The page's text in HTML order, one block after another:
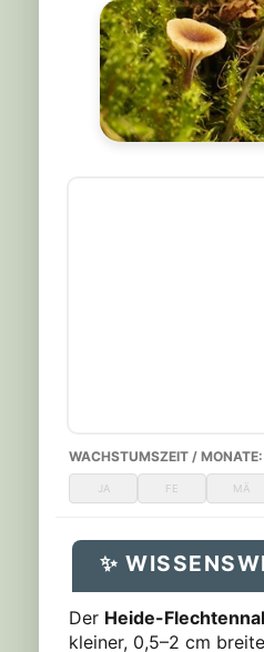
WACHSTUMSZEIT / MONATE:
JA FE MÄ
✨
Der Heide-
kleiner, 0,5–2 cm